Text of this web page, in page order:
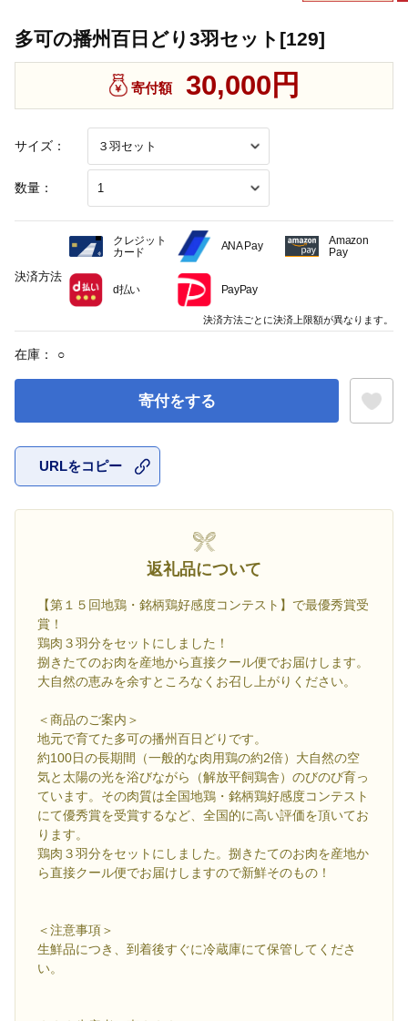
多可の播州百日どり3羽セット[129]
サイズ：
数量：
寄付額 30,000円
在庫： ○
寄付をする
URLをコピー
返礼品について
【第１５回地鶏・銘柄鶏好感度コンテスト】で最優秀賞受
賞！
鶏肉３羽分をセットにしました！
捌きたてのお肉を産地から直接クール便でお届けします。
大自然の恵みを余すところなくお召し上がりください。
＜商品のご案内＞
地元で育てた多可の播州百日どりです。
約100日の長期間（一般的な肉用鶏の約2倍）大自然の空
気と太陽の光を浴びながら（解放平飼鶏舎）のびのび育っ
ています。その肉質は全国地鶏・銘柄鶏好感度コンテスト
にて優秀賞を受賞するなど、全国的に高い評価を頂いてお
ります。
鶏肉３羽分をセットにしました。捌きたてのお肉を産地か
ら直接クール便でお届けしますので新鮮そのもの！
＜注意事項＞
生鮮品につき、到着後すぐに冷蔵庫にて保管してくださ
い。
決済方法
クレジット
カード
ANA Pay
Amazon
Pay
d払い PayPay
決済方法ごとに決済上限額が異なります。